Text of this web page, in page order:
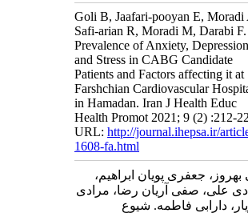
Goli B, Jaafari-pooyan E, Moradi
Safi-arian R, Moradi M, Darabi F.
Prevalence of Anxiety, Depression
and Stress in CABG Candidate
Patients and Factors affecting it at
Farshchian Cardiovascular
in Hamadan. Iran J Health Educ
Health Promot 2021; 9 (2) :212-
URL: http://journal.ihepsa.ir/
1608-fa.html
بهروز، جعفری پویان ابراهیم،
علی، صفی آریان رضا، مرادی
دارابی فاطمه. شیوع